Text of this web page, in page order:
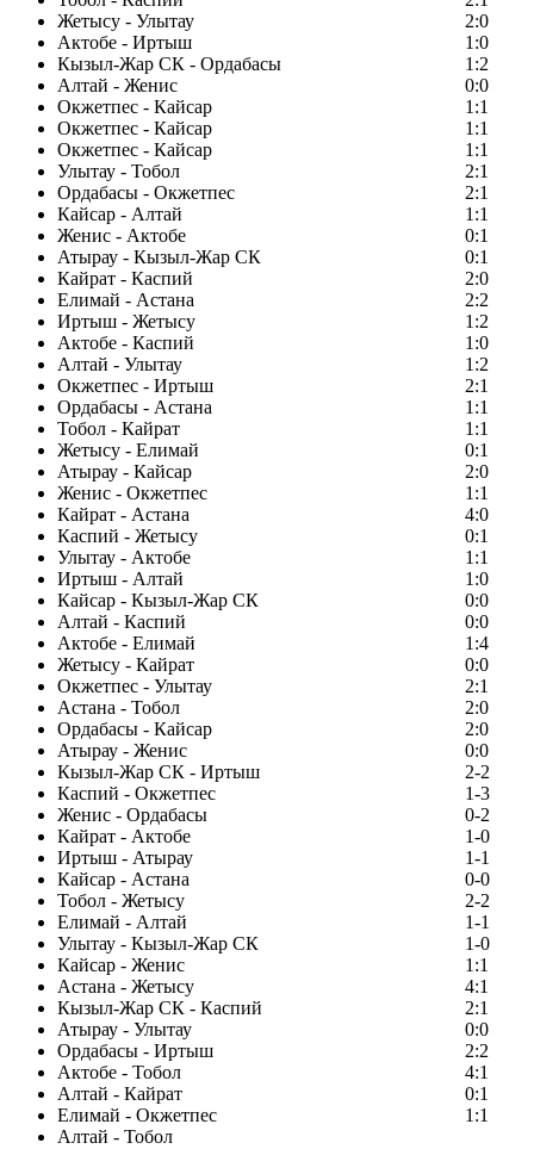
Жетысу - Улытау
2:0
Актобе - Иртыш
1:0
Кызыл-Жар СК - Ордабасы
1:2
Алтай - Женис
0:0
Окжетпес - Кайсар
1:1
Окжетпес - Кайсар
1:1
Окжетпес - Кайсар
1:1
Улытау - Тобол
2:1
Ордабасы - Окжетпес
2:1
Кайсар - Алтай
1:1
Женис - Актобе
0:1
Атырау - Кызыл-Жар СК
0:1
Кайрат - Каспий
2:0
Елимай - Астана
2:2
Иртыш - Жетысу
1:2
Актобе - Каспий
1:0
Алтай - Улытау
1:2
Окжетпес - Иртыш
2:1
Ордабасы - Астана
1:1
Тобол - Кайрат
1:1
Жетысу - Елимай
0:1
Атырау - Кайсар
2:0
Женис - Окжетпес
1:1
Кайрат - Астана
4:0
Каспий - Жетысу
0:1
Улытау - Актобе
1:1
Иртыш - Алтай
1:0
Кайсар - Кызыл-Жар СК
0:0
Алтай - Каспий
0:0
Актобе - Елимай
1:4
Жетысу - Кайрат
0:0
Окжетпес - Улытау
2:1
Астана - Тобол
2:0
Ордабасы - Кайсар
2:0
Атырау - Женис
0:0
Кызыл-Жар СК - Иртыш
2-2
Каспий - Окжетпес
1-3
Женис - Ордабасы
0-2
Кайрат - Актобе
1-0
Иртыш - Атырау
1-1
Кайсар - Астана
0-0
Тобол - Жетысу
2-2
Елимай - Алтай
1-1
Улытау - Кызыл-Жар СК
1-0
Кайсар - Женис
1:1
Астана - Жетысу
4:1
Кызыл-Жар СК - Каспий
2:1
Атырау - Улытау
0:0
Ордабасы - Иртыш
2:2
Актобе - Тобол
4:1
Алтай - Кайрат
0:1
Елимай - Окжетпес
1:1
Алтай - Тобол